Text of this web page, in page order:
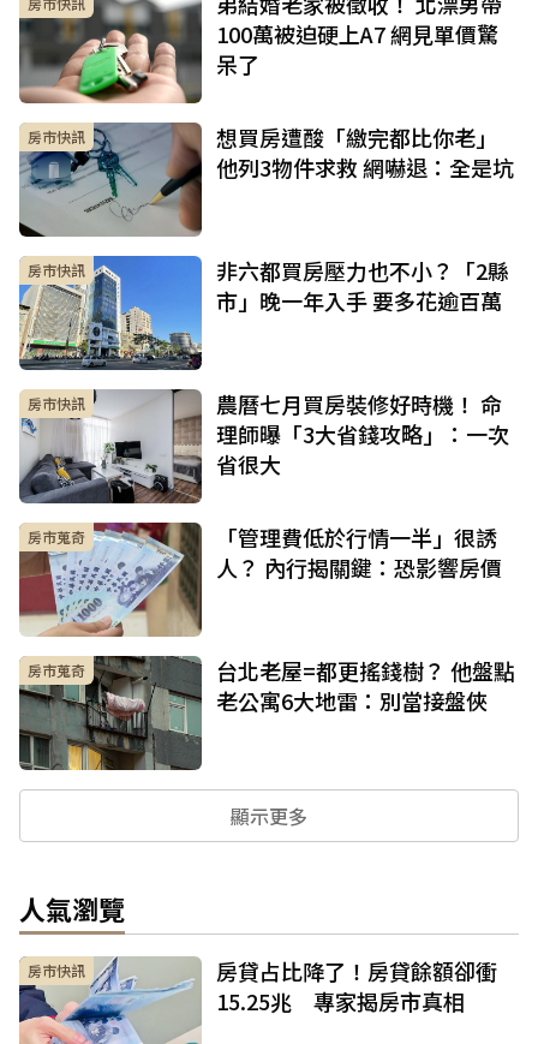
100萬被迫硬上A7 網見單價驚
呆了
房市快訊
想買房遭酸「繳完都比你老」
他列3物件求救 網嚇退：全是坑
房市快訊
非六都買房壓力也不小？「2縣
市」晚一年入手 要多花逾百萬
房市快訊
農曆七月買房裝修好時機！ 命
理師曝「3大省錢攻略」：一次
省很大
房市蒐奇
「管理費低於行情一半」很誘
人？ 內行揭關鍵：恐影響房價
房市蒐奇
台北老屋=都更搖錢樹？ 他盤點
老公寓6大地雷：別當接盤俠
顯示更多
人氣瀏覽
房市快訊
房貸占比降了！房貸餘額卻衝
15.25兆 專家揭房市真相